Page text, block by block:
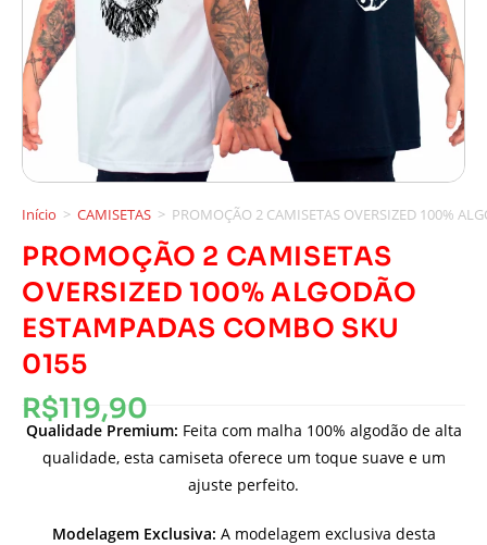
Início > CAMISETAS > PROMOÇÃO 2 CAMISETAS OVERSIZED 100%
PROMOÇÃO 2 CAMISETAS
OVERSIZED 100% ALGODÃO
ESTAMPADAS COMBO SKU
0155
R$119,90
Qualidade Premium: Feita com malha 100% algodão de alta
qualidade, esta camiseta oferece um toque suave e um
ajuste perfeito.
Modelagem Exclusiva: A modelagem exclusiva desta